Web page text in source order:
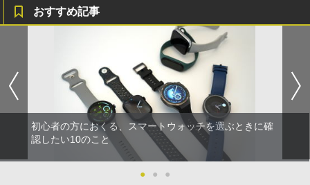
おすすめ記事
初心者の方におくる、スマートウォッチを選ぶときに確
認したい10のこと
● ● ●